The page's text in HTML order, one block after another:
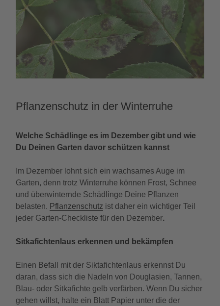
Pflanzenschutz in der Winterruhe
Welche Schädlinge es im Dezember gibt und wie
Du Deinen Garten davor schützen kannst
Im Dezember lohnt sich ein wachsames Auge im
Garten, denn trotz Winterruhe können Frost, Schnee
und überwinternde Schädlinge Deine Pflanzen
belasten. Pflanzenschutz ist daher ein wichtiger Teil
jeder Garten-Checkliste für den Dezember.
Sitkafichtenlaus erkennen und bekämpfen
Einen Befall mit der Siktafichtenlaus erkennst Du
daran, dass sich die Nadeln von Douglasien, Tannen,
Blau- oder Sitkafichte gelb verfärben. Wenn Du sicher
gehen willst, halte ein Blatt Papier unter die der